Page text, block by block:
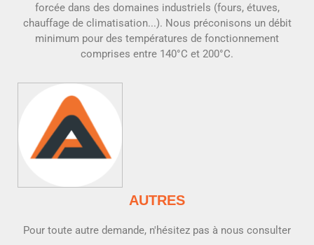
forcée dans des domaines industriels (fours, étuves,
chauffage de climatisation...). Nous préconisons un débit
minimum pour des températures de fonctionnement
comprises entre 140°C et 200°C.
AUTRES
Pour toute autre demande, n'hésitez pas à nous consulter